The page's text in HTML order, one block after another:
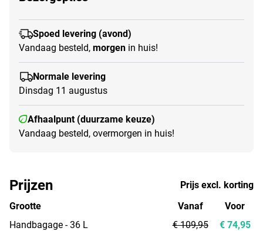
Spoed levering (avond)
Vandaag besteld, morgen in huis!
Normale levering
Dinsdag 11 augustus
Afhaalpunt (duurzame keuze)
Vandaag besteld, overmorgen in huis!
Prijzen
Prijs excl. korting
Grootte
Handbagage - 36 L
Vanaf
€ 109,95
Voor
€ 74,95